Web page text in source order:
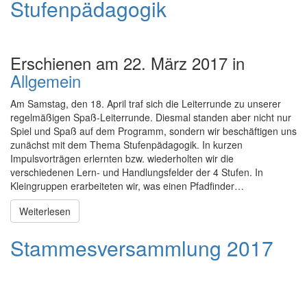
Stufenpädagogik
Erschienen am 22. März 2017 in
Allgemein
Am Samstag, den 18. April traf sich die Leiterrunde zu unserer
regelmäßigen Spaß-Leiterrunde. Diesmal standen aber nicht nur
Spiel und Spaß auf dem Programm, sondern wir beschäftigen uns
zunächst mit dem Thema Stufenpädagogik. In kurzen
Impulsvorträgen erlernten bzw. wiederholten wir die
verschiedenen Lern- und Handlungsfelder der 4 Stufen. In
Kleingruppen erarbeiteten wir, was einen Pfadfinder…
Weiterlesen
Stammesversammlung 2017